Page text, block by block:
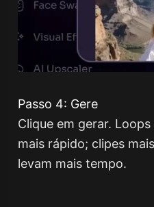
Passo 4: Gere
Clique em gerar.
mais rápido; clipes
levam mais tempo.